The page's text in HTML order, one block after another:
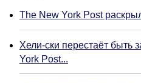
The New York Post
Хели-ски перестаёт быть
York Post...